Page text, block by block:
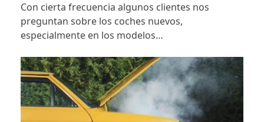
Con cierta frecuencia algunos clientes nos
preguntan sobre los coches nuevos,
especialmente en los modelos…